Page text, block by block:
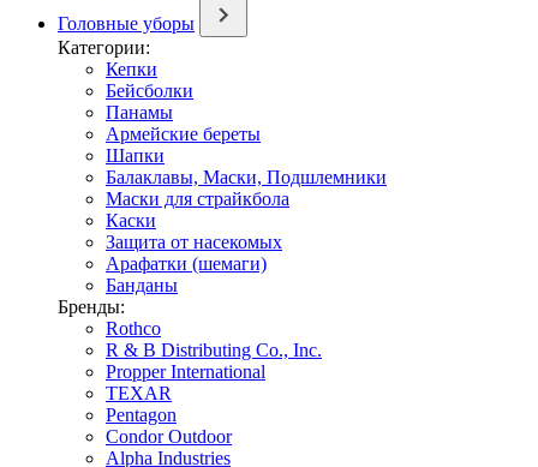
Головные уборы
Категории:
Кепки
Бейсболки
Панамы
Армейские береты
Шапки
Балаклавы, Маски, Подшлемники
Маски для страйкбола
Каски
Защита от насекомых
Арафатки (шемаги)
Банданы
Бренды:
Rothco
R & B Distributing Co., Inc.
Propper International
TEXAR
Pentagon
Condor Outdoor
Alpha Industries